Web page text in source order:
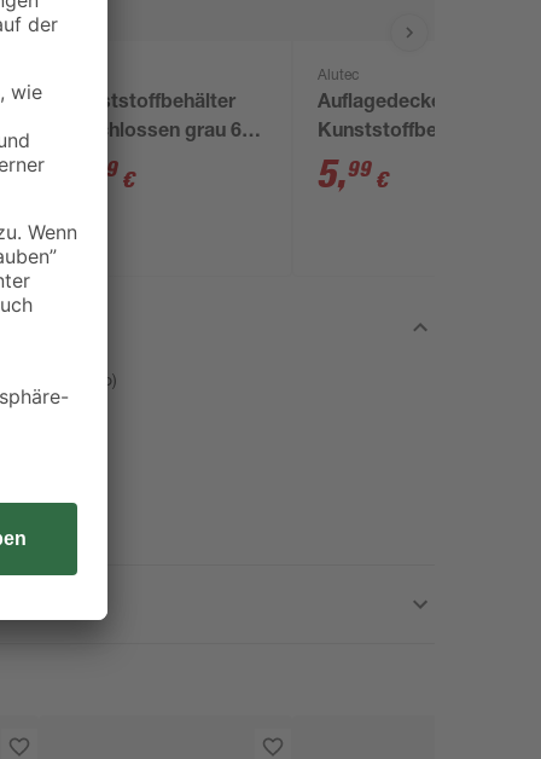
Kunststoffbehälter
geschlossen grau 60
x 40 x 12 cm
99 €
Alutec
Auflagedeckel für
Kunststoffbehälter
grau 40 x 30 cm
5,99 €
(o.Deko)